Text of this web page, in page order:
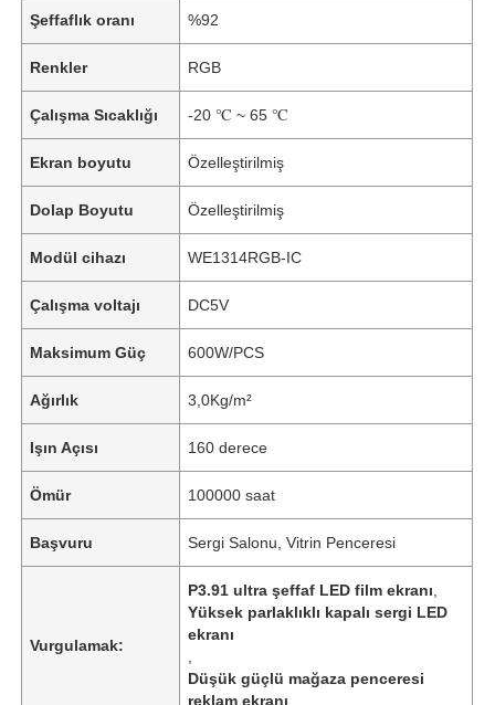
Şeffaflık oranı %92
Renkler RGB
Çalışma Sıcaklığı -20 ℃ ~ 65 ℃
Ekran boyutu Özelleştirilmiş
Dolap Boyutu Özelleştirilmiş
Modül cihazı WE1314RGB-IC
Çalışma voltajı DC5V
Maksimum Güç 600W/PCS
Ağırlık 3,0Kg/m²
Işın Açısı 160 derece
Ömür 100000 saat
Başvuru Sergi Salonu, Vitrin Penceresi
Vurgulamak:
P3.91 ultra şeffaf LED film ekranı
Yüksek parlaklıklı kapalı sergi LED
ekranı
Düşük güçlü mağaza penceresi
reklam ekranı